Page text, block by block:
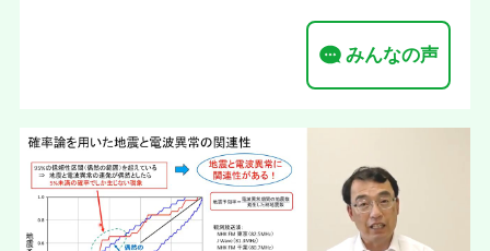
みんなの声